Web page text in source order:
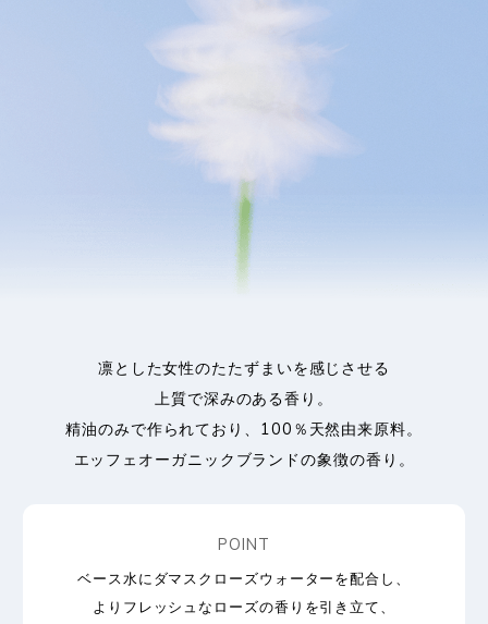
凛とした女性のたたずまいを感じさせる
上質で深みのある香り。
精油のみで作られており、100％天然由来原料。
エッフェオーガニックブランドの象徴の香り。
POINT
ベース水にダマスクローズウォーターを配合し、
よりフレッシュなローズの香りを引き立て、